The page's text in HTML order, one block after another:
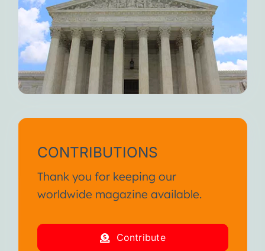
CONTRIBUTIONS
Thank you for keeping our
worldwide magazine available.
Contribute